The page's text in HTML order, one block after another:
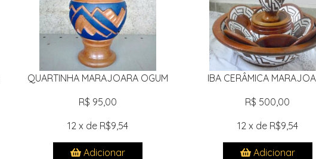
QUARTINHA MARAJOARA OGUM
R$ 95,00
12 x de R$9,54
Adicionar
IBA CERÂMICA
R$ 500,00
12 x de R$9,54
Adicionar